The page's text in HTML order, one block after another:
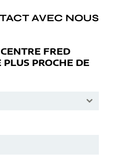
AVEC NOUS
FRED
PROCHE DE